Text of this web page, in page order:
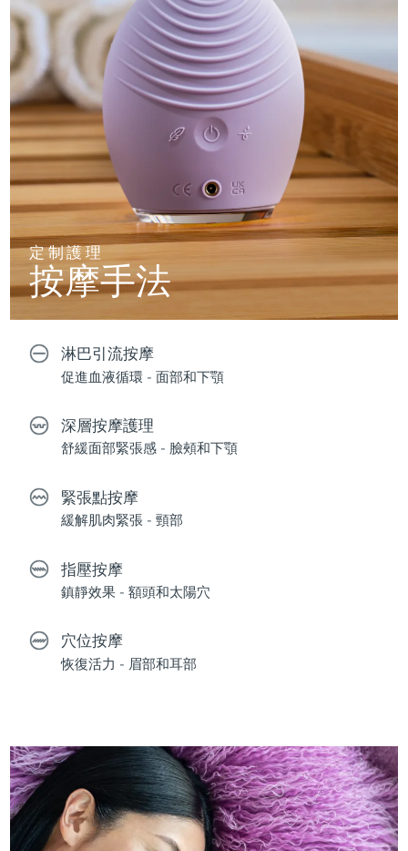
定制護理
按摩手法
淋巴引流按摩
促進血液循環 - 面部和下顎
深層按摩護理
舒緩面部緊張感 - 臉頰和下顎
緊張點按摩
緩解肌肉緊張 - 頸部
指壓按摩
鎮靜效果 - 額頭和太陽穴
穴位按摩
恢復活力 - 眉部和耳部